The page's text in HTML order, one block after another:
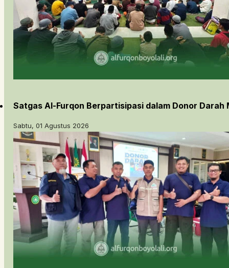
Satgas Al-Furqon Berpartisipasi dalam Donor Darah
Sabtu, 01 Agustus 2026